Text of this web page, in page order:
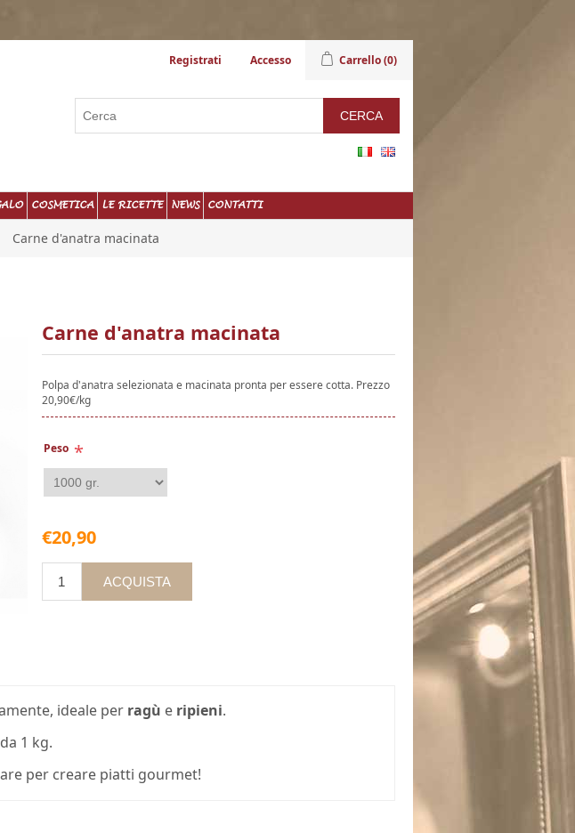
Registrati Accesso Carrello(0)
COSMETICA LE RICETTE NEWS CONTATTI
Carne d'anatra macinata
Carne d'anatra macinata
Polpa d'anatra selezionata e macinata pronta per essere cotta. Prezzo
20,90€/kg
Peso *
€20,90
ideale per ragù e ripieni.
1 kg.
per creare piatti gourmet!